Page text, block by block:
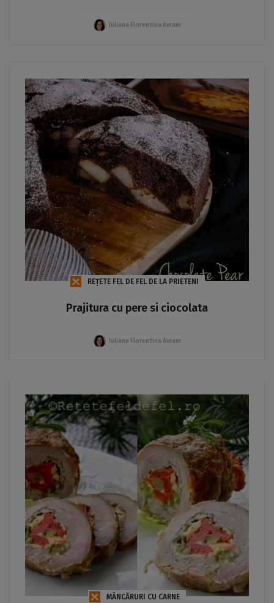
Iuliana Florentina Avram
REȚETE FEL DE FEL DE LA PRIETENI
Prajitura cu pere si ciocolata
Iuliana Florentina Avram
MÂNCĂRURI CU CARNE